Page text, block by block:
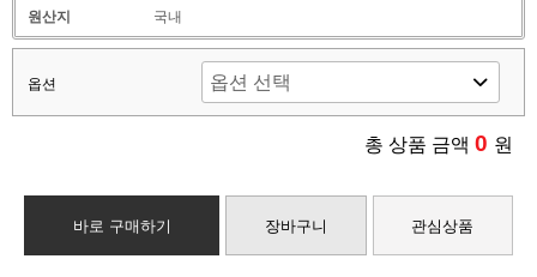
원산지
국내
옵션
총 상품 금액 0 원
바로 구매하기 장바구니 관심상품